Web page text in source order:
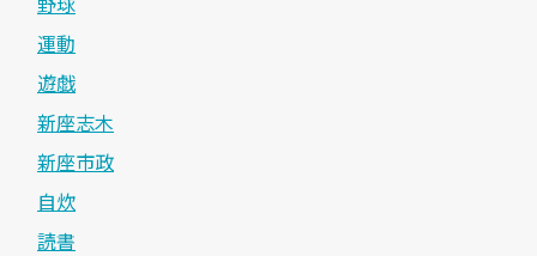
運動
遊戯
新座志木
新座市政
自炊
読書